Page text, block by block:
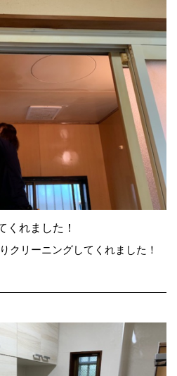
くれました！
クリーニングしてくれました！